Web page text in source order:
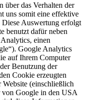
über das Verhalten der
uns somit eine effektive
Auswertung erfolgt
benutzt dafür neben
einen
Google Analytics
auf Ihrem Computer
Benutzung der
Cookie erzeugten
(einschließlich
von Google in den USA